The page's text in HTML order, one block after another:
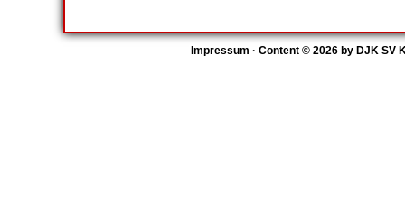
Impressum · Content © 2026 by DJK SV